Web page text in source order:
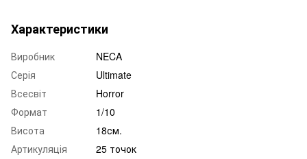
Характеристики
Виробник
NECA
Серія
Ultimate
Всесвіт
Horror
Формат
1/10
Висота
18см.
Артикуляція
25 точок